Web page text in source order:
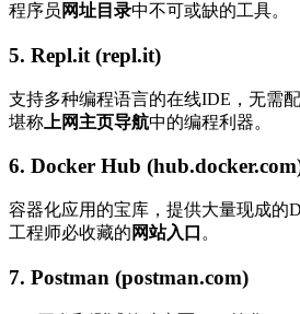
程序员 网址目录中不可或缺的工具。
5. Repl.it (repl.it)
支持多种编程语言的在线IDE，无需
堪称 上网主页导航中的编程利器。
6. Docker Hub
容器化应用的宝库，提供大量现成的
工程师必收藏的 网站入口 。
7. Postman (postman.com)